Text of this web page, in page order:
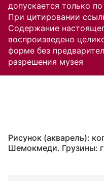
допускается только
При цитировании
Содержание
воспроизведено
форме без
разрешения музея
Рисунок (акварель):
Шемокмеди. Грузины: